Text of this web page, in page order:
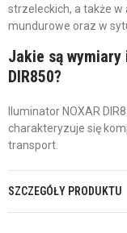
strzeleckich, a także w
mundurowe oraz w
Jakie są wymiary
DIR850?
Iluminator NOXAR
charakteryzuje się
transport.
SZCZEGÓŁY PRODUKTU